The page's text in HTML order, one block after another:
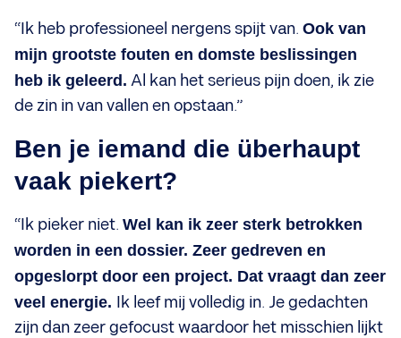
“Ik heb professioneel nergens spijt van. Ook van
mijn grootste fouten en domste beslissingen
heb ik geleerd. Al kan het serieus pijn doen, ik zie
de zin in van vallen en opstaan.”
Ben je iemand die überhaupt
vaak piekert?
“Ik pieker niet. Wel kan ik zeer sterk betrokken
worden in een dossier. Zeer gedreven en
opgeslorpt door een project. Dat vraagt dan zeer
veel energie. Ik leef mij volledig in. Je gedachten
zijn dan zeer gefocust waardoor het misschien lijkt